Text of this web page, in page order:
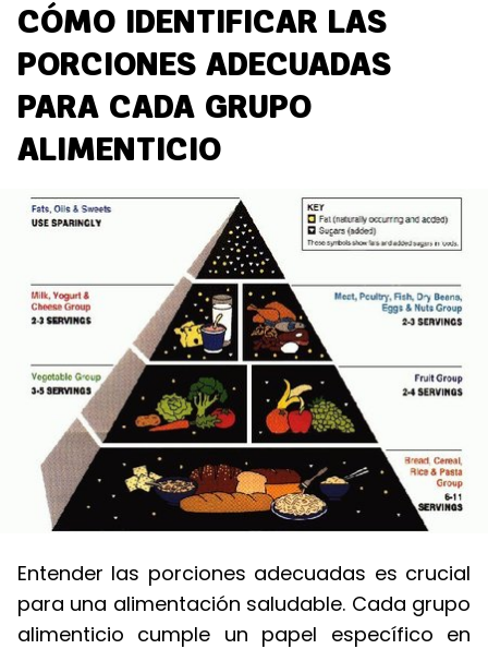
CÓMO IDENTIFICAR LAS
PORCIONES ADECUADAS
PARA CADA GRUPO
ALIMENTICIO
Entender las porciones adecuadas es crucial
para una alimentación saludable. Cada grupo
alimenticio cumple un papel específico en